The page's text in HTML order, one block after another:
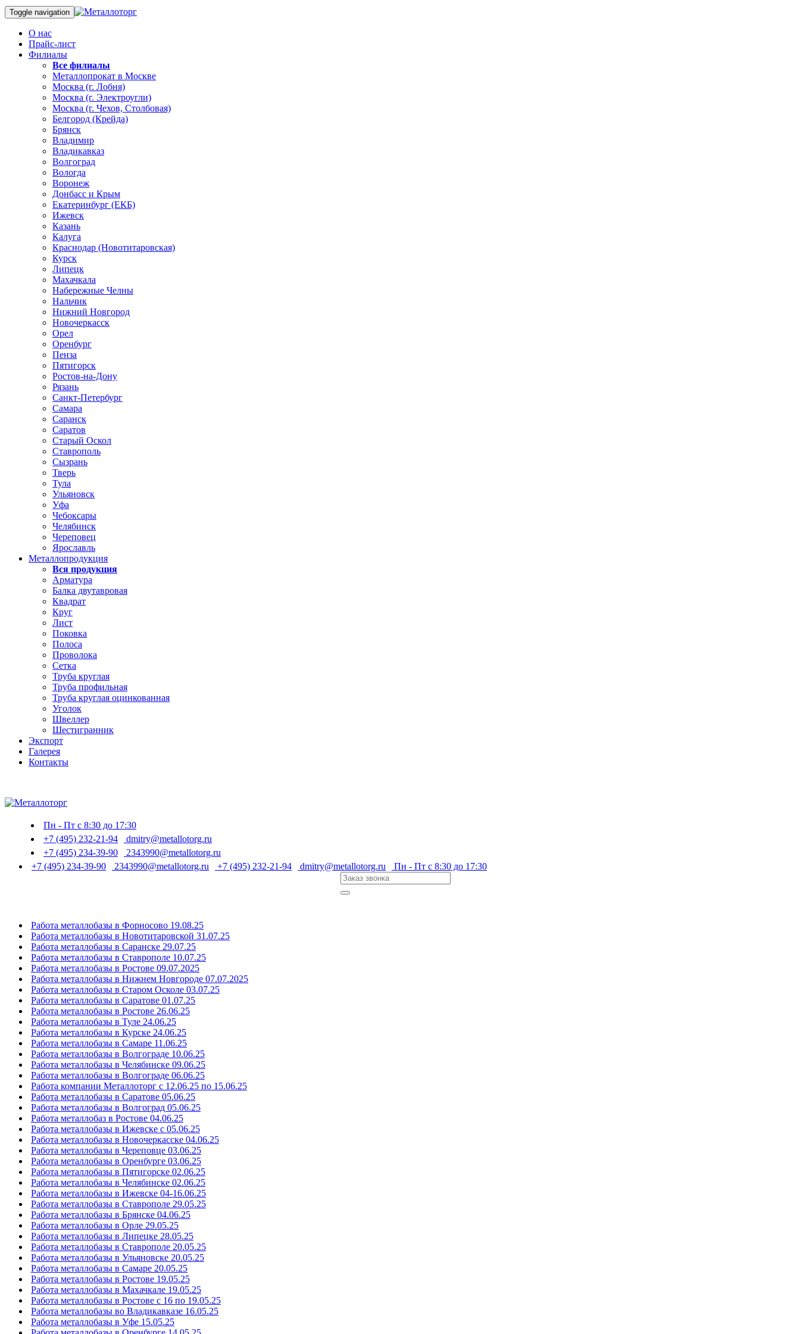
Toggle navigation
О нас
Прайс-лист
Филиалы
Все филиалы
Металлопрокат в Москве
Москва (г. Лобня)
Москва (г. Электроугли)
Москва (г. Чехов, Столбовая)
Белгород (Крейда)
Брянск
Владимир
Владикавказ
Волгоград
Вологда
Воронеж
Донбасс и Крым
Екатеринбург (ЕКБ)
Ижевск
Казань
Калуга
Краснодар (Новотитаровская)
Курск
Липецк
Махачкала
Набережные Челны
Нальчик
Нижний Новгород
Новочеркасск
Орел
Оренбург
Пенза
Пятигорск
Ростов-на-Дону
Рязань
Санкт-Петербург
Самара
Саранск
Саратов
Старый Оскол
Ставрополь
Сызрань
Тверь
Тула
Ульяновск
Уфа
Чебоксары
Челябинск
Череповец
Ярославль
Металлопродукция
Вся продукция
Арматура
Балка двутавровая
Квадрат
Круг
Лист
Поковка
Полоса
Проволока
Сетка
Труба круглая
Труба профильная
Труба круглая оцинкованная
Уголок
Швеллер
Шестигранник
Экспорт
Галерея
Контакты
Пн - Пт с 8:30 до 17:30
+7 (495) 232-21-94
dmitry@metallotorg.ru
+7 (495) 234-39-90
2343990@metallotorg.ru
+7 (495) 234-39-90
2343990@metallotorg.ru +7 (495) 232-21-94 dmitry@metallotorg.ru Пн - Пт с 8:30 до 17:30
Работа металлобазы в Форносово 19.08.25
Работа металлобазы в Новотитаровской 31.07.25
Работа металлобазы в Саранске 29.07.25
Работа металлобазы в Ставрополе 10.07.25
Работа металлобазы в Ростове 09.07.2025
Работа металлобазы в Нижнем Новгороде 07.07.2025
Работа металлобазы в Старом Осколе 03.07.25
Работа металлобазы в Саратове 01.07.25
Работа металлобазы в Ростове 26.06.25
Работа металлобазы в Туле 24.06.25
Работа металлобазы в Курске 24.06.25
Работа металлобазы в Самаре 11.06.25
Работа металлобазы в Волгограде 10.06.25
Работа металлобазы в Челябинске 09.06.25
Работа металлобазы в Волгограде 06.06.25
Работа компании Металлоторг с 12.06.25 по 15.06.25
Работа металлобазы в Саратове 05.06.25
Работа металлобазы в Волгоград 05.06.25
Работа металлобаз в Ростове 04.06.25
Работа металлобазы в Ижевске с 05.06.25
Работа металлобазы в Новочеркасске 04.06.25
Работа металлобазы в Череповце 03.06.25
Работа металлобазы в Оренбурге 03.06.25
Работа металлобазы в Пятигорске 02.06.25
Работа металлобазы в Челябинске 02.06.25
Работа металлобазы в Ижевске 04-16.06.25
Работа металлобазы в Ставрополе 29.05.25
Работа металлобазы в Брянске 04.06.25
Работа металлобазы в Орле 29.05.25
Работа металлобазы в Липецке 28.05.25
Работа металлобазы в Ставрополе 20.05.25
Работа металлобазы в Ульяновске 20.05.25
Работа металлобазы в Самаре 20.05.25
Работа металлобазы в Ростове 19.05.25
Работа металлобазы в Махачкале 19.05.25
Работа металлобазы в Ростове с 16 по 19.05.25
Работа металлобазы во Владикавказе 16.05.25
Работа металлобазы в Уфе 15.05.25